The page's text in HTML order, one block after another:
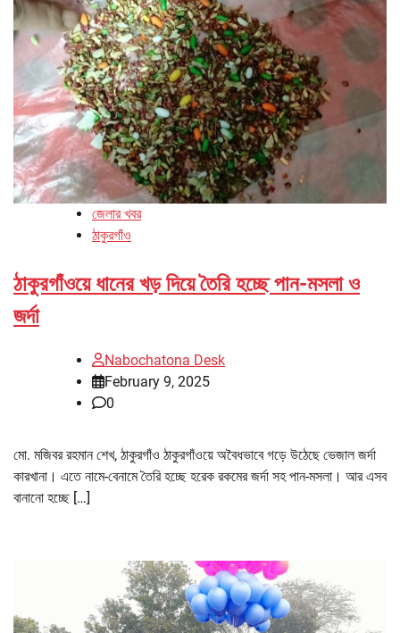
জেলার খবর
ঠাকুরগাঁও
ঠাকুরগাঁওয়ে ধানের খড় দিয়ে তৈরি হচ্ছে পান-মসলা ও
জর্দা
Nabochatona Desk
February 9, 2025
0
মো. মজিবর রহমান শেখ, ঠাকুরগাঁও ঠাকুরগাঁওয়ে অবৈধভাবে গড়ে উঠেছে ভেজাল জর্দা
কারখানা। এতে নামে-বেনামে তৈরি হচ্ছে হরেক রকমের জর্দা সহ পান-মসলা। আর এসব
বানানো হচ্ছে […]